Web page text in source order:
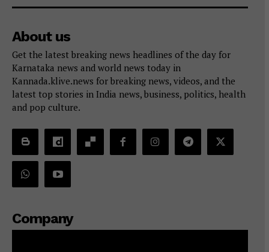
About us
Get the latest breaking news headlines of the day for
Karnataka news and world news today in
Kannada.klive.news for breaking news, videos, and the
latest top stories in India news, business, politics, health
and pop culture.
Company